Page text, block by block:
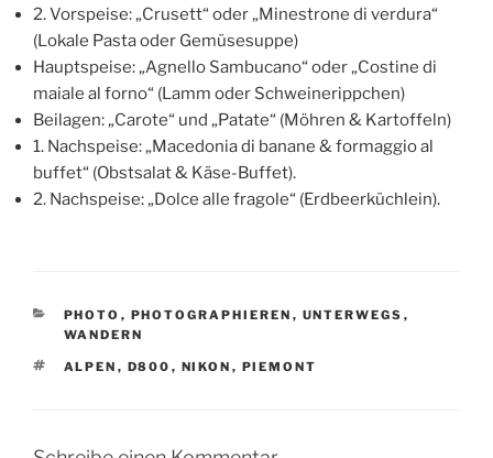
2. Vorspeise: „Crusett“ oder „Minestrone di verdura“
(Lokale Pasta oder Gemüsesuppe)
Hauptspeise: „Agnello Sambucano“ oder „Costine di
maiale al forno“ (Lamm oder Schweinerippchen)
Beilagen: „Carote“ und „Patate“ (Möhren & Kartoffeln)
1. Nachspeise: „Macedonia di banane & formaggio al
buffet“ (Obstsalat & Käse-Buffet).
2. Nachspeise: „Dolce alle fragole“ (Erdbeerküchlein).
KATEGORIEN
PHOTO , PHOTOGRAPHIEREN , UNTERWEGS ,
WANDERN
SCHLAGWÖRTER
ALPEN , D800 , NIKON , PIEMONT